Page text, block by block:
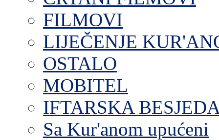
FILMOVI
LIJEČENJE
OSTALO
MOBITEL
IFTARSKA
Sa Kur'anom upućeni